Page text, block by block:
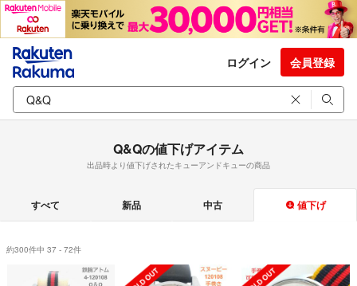
ログイン 会員登録
Q&Qの値下げアイテム
出品時より値下げされたキューアンドキューの商品
すべて 新品 中古 値下げ
約300件中 37 - 72件